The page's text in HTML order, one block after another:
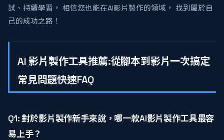
試、持續學習， 相信您也能在AI影片製作的領域， 找到屬於自
己的成功之路！
AI 影片製作工具推薦:從腳本到影片一次搞定
常見問題快速FAQ
Q1: 對於影片製作新手來說，哪一款AI影片製作工具最容
易上手？